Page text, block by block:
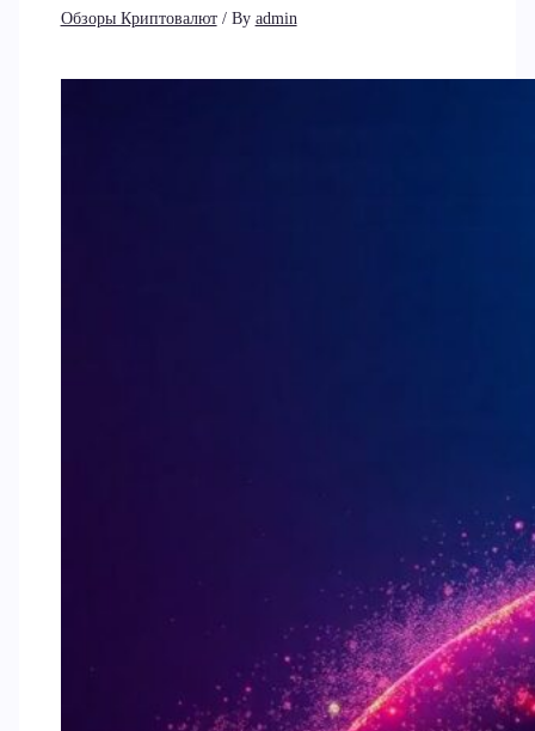
Обзоры Криптовалют/ By admin